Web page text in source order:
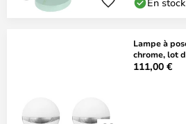
Lampe à
chrome, lot
111,00 €